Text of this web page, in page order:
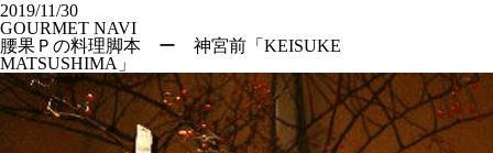
2019/11/30
GOURMET NAVI
腰果Ｐの料理脚本 ー 神宮前「KEISUKE
MATSUSHIMA」